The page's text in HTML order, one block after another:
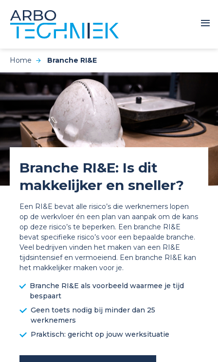
Home Branche RI&E
Branche RI&E: Is dit
makkelijker en sneller?
Een RI&E bevat alle risico’s die werknemers lopen
op de werkvloer én een plan van aanpak om de kans
op deze risico’s te beperken. Een branche RI&E
bevat specifieke risico’s voor een bepaalde branche.
Veel bedrijven vinden het maken van een RI&E
tijdsintensief en vermoeiend. Een branche RI&E kan
het makkelijker maken voor je.
Branche RI&E als voorbeeld waarmee je tijd
bespaart
Geen toets nodig bij minder dan 25
werknemers
Praktisch: gericht op jouw werksituatie